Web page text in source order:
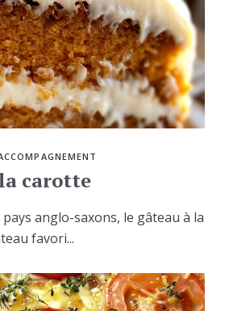
carotte
anglo-saxons, le gâteau à la
favori...